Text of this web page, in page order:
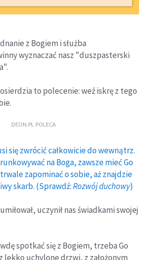
z Bogiem i służba
wyznaczać nasz "duszpasterski
to polecenie: weź iskrę z tego
DEON.PL POLECA
się zwrócić całkowicie do wewnątrz.
na Boga, zawsze mieć Go
zapominać o sobie, aż znajdzie
skarb. (Sprawdź:Rozwój duchowy)
uczynił nas świadkami swojej
spotkać się z Bogiem, trzeba Go
lekko uchylone drzwi, z założonym